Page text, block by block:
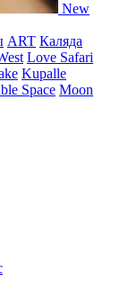
New
ART Каляда
Love Safari
Kupalle
Space Moon